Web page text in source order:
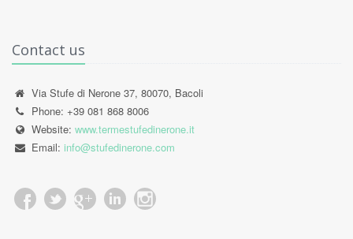
Contact us
Via Stufe di Nerone 37, 80070, Bacoli
Phone: +39 081 868 8006
Website: www.termestufedinerone.it
Email: info@stufedinerone.com